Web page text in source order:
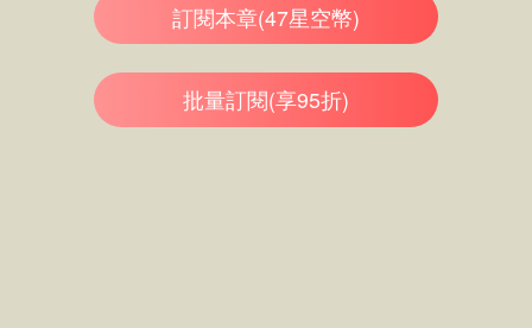
訂閱本章(47星空幣)
批量訂閱(享95折)